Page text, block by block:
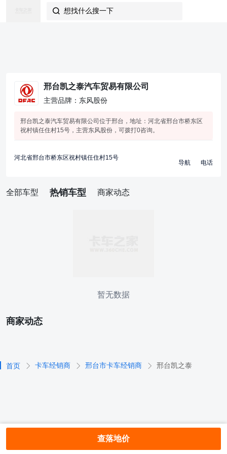
 想找什么搜一下
邢台凯之泰汽车贸易有限公司
主营品牌：东风股份
邢台凯之泰汽车贸易有限公司位于邢台，地址：河北省邢台市桥东区
祝村镇任住村15号，主营东风股份，可拨打0咨询。
河北省邢台市桥东区祝村镇任住村15号
导航 电话
全部车型 热销车型 商家动态
暂无数据
商家动态
首页 卡车经销商 邢台市卡车经销商 邢台凯之泰
查落地价